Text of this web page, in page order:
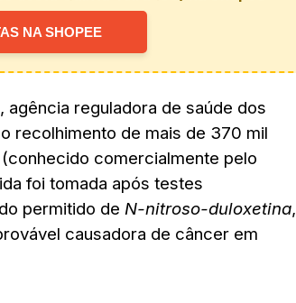
NA SHOPEE
agência reguladora de saúde dos
recolhimento de mais de 370 mil
(conhecido comercialmente pelo
foi tomada após testes
permitido de N-nitroso-duloxetina,
causadora de câncer em